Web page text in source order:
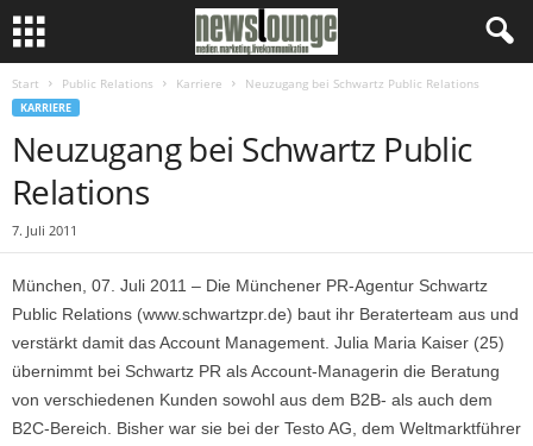
Start Public Relations Karriere Neuzugang bei Schwartz Public Relations
KARRIERE
Neuzugang bei Schwartz Public
Relations
7. Juli 2011
München, 07. Juli 2011 – Die Münchener PR-Agentur Schwartz
Public Relations (www.schwartzpr.de) baut ihr Beraterteam aus und
verstärkt damit das Account Management. Julia Maria Kaiser (25)
übernimmt bei Schwartz PR als Account-Managerin die Beratung
von verschiedenen Kunden sowohl aus dem B2B- als auch dem
B2C-Bereich. Bisher war sie bei der Testo AG, dem Weltmarktführer